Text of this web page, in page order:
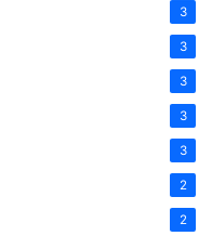
3
3
3
3
3
2
2